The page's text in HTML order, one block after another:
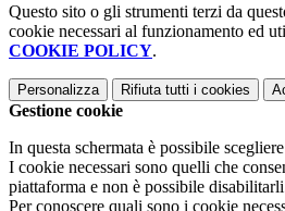
Questo sito o gli strumenti terzi da
cookie necessari al funzionamento ed
COOKIE POLICY.
Personalizza Rifiuta tutti i cookies
Gestione cookie
In questa schermata è possibile
I cookie necessari sono quelli che
piattaforma e non è possibile
Per conoscere quali sono i cookie